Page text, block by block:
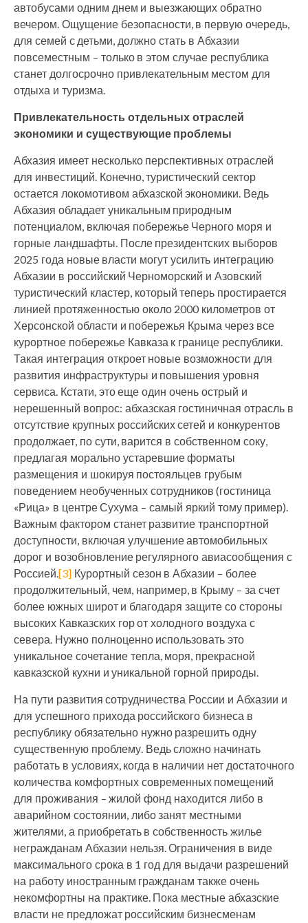
автобусами одним днем и выезжающих обратно
вечером. Ощущение безопасности, в первую очередь,
для семей с детьми, должно стать в Абхазии
повсеместным – только в этом случае республика
станет долгосрочно привлекательным местом для
отдыха и туризма.
Привлекательность отдельных отраслей
экономики и существующие проблемы
Абхазия имеет несколько перспективных отраслей
для инвестиций. Конечно, туристический сектор
остается локомотивом абхазской экономики. Ведь
Абхазия обладает уникальным природным
потенциалом, включая побережье Черного моря и
горные ландшафты. После президентских выборов
2025 года новые власти могут усилить интеграцию
Абхазии в российский Черноморский и Азовский
туристический кластер, который теперь простирается
линией протяженностью около 2000 километров от
Херсонской области и побережья Крыма через все
курортное побережье Кавказа к границе республики.
Такая интеграция откроет новые возможности для
развития инфраструктуры и повышения уровня
сервиса. Кстати, это еще один очень острый и
нерешенный вопрос: абхазская гостиничная отрасль в
отсутствие крупных российских сетей и конкурентов
продолжает, по сути, варится в собственном соку,
предлагая морально устаревшие форматы
размещения и шокируя постояльцев грубым
поведением необученных сотрудников (гостиница
«Рица» в центре Сухума – самый яркий тому пример).
Важным фактором станет развитие транспортной
доступности, включая улучшение автомобильных
дорог и возобновление регулярного авиасообщения с
Россией.[3] Курортный сезон в Абхазии – более
продолжительный, чем, например, в Крыму – за счет
более южных широт и благодаря защите со стороны
высоких Кавказских гор от холодного воздуха с
севера. Нужно полноценно использовать это
уникальное сочетание тепла, моря, прекрасной
кавказской кухни и уникальной горной природы.
На пути развития сотрудничества России и Абхазии и
для успешного прихода российского бизнеса в
республику обязательно нужно разрешить одну
существенную проблему. Ведь сложно начинать
работать в условиях, когда в наличии нет достаточного
количества комфортных современных помещений
для проживания – жилой фонд находится либо в
аварийном состоянии, либо занят местными
жителями, а приобретать в собственность жилье
негражданам Абхазии нельзя. Ограничения в виде
максимального срока в 1 год для выдачи разрешений
на работу иностранным гражданам также очень
некомфортны на практике. Пока местные абхазские
власти не предложат российским бизнесменам